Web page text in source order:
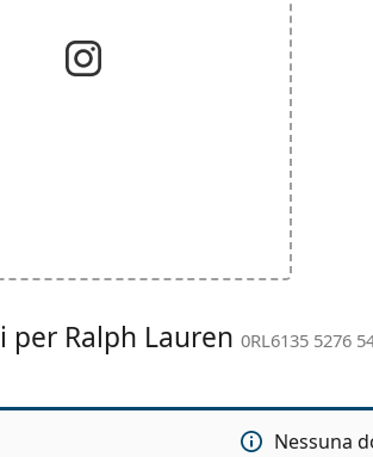
per Ralph Lauren 0RL6135 5276
Nessuna